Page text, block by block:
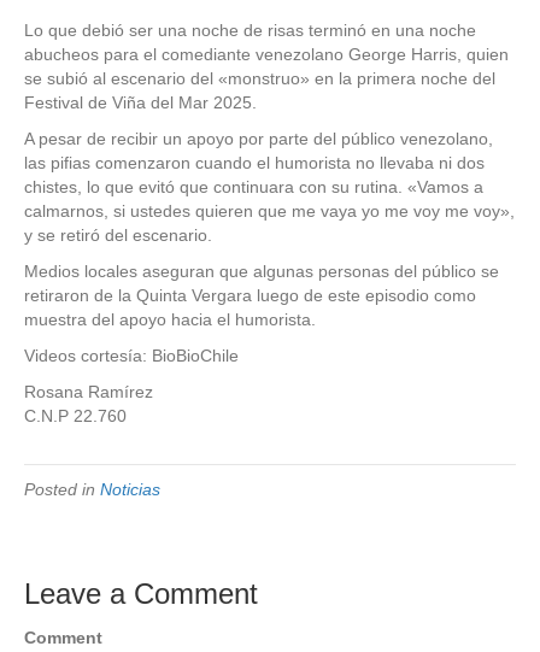
Lo que debió ser una noche de risas terminó en una noche
abucheos para el comediante venezolano George Harris, quien
se subió al escenario del «monstruo» en la primera noche del
Festival de Viña del Mar 2025.
A pesar de recibir un apoyo por parte del público venezolano,
las pifias comenzaron cuando el humorista no llevaba ni dos
chistes, lo que evitó que continuara con su rutina. «Vamos a
calmarnos, si ustedes quieren que me vaya yo me voy me voy»,
y se retiró del escenario.
Medios locales aseguran que algunas personas del público se
retiraron de la Quinta Vergara luego de este episodio como
muestra del apoyo hacia el humorista.
Videos cortesía: BioBioChile
Rosana Ramírez
C.N.P 22.760
Posted in Noticias
Leave a Comment
Comment